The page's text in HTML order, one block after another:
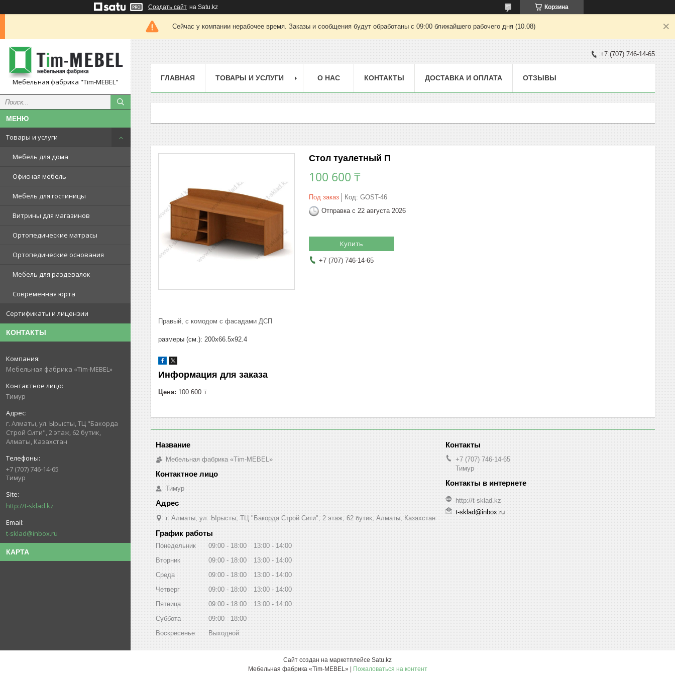
Создать сайт на Satu.kz Корзина
Сейчас у компании нерабочее время. Заказы и сообщения будут обработаны с 09:00 ближайшего рабочего дня (10.08)
Мебельная фабрика "Tim-MEBEL"
Товары и услуги
Мебель для дома
Офисная мебель
Мебель для гостиницы
Витрины для магазинов
Ортопедические матрасы
Ортопедические основания
Мебель для раздевалок
Современная юрта
Сертификаты и лицензии
КОНТАКТЫ
Мебельная фабрика «Tim-MEBEL»
Тимур
г. Алматы, ул. Ырысты, ТЦ "Бакорда
Строй Сити", 2 этаж, 62 бутик,
Алматы, Казахстан
+7 (707) 746-14-65
Тимур
http://t-sklad.kz
t-sklad@inbox.ru
КАРТА
+7 (707) 746-14-65
ГЛАВНАЯ ТОВАРЫ И УСЛУГИ О НАС КОНТАКТЫ ДОСТАВКА И ОПЛАТА ОТЗЫВЫ
Стол туалетный П
100 600 ₸
Под заказ Код: GOST-46
Отправка с 22 августа 2026
Купить
+7 (707) 746-14-65
Правый, с комодом с фасадами ДСП
размеры (см.): 200х66.5х92.4
Информация для заказа
Цена: 100 600 ₸
Мебельная фабрика «Tim-MEBEL»
Тимур
г. Алматы, ул. Ырысты, ТЦ "Бакорда Строй Сити", 2 этаж, 62 бутик, Алматы, Казахстан
+7 (707) 746-14-65
Тимур
http://t-sklad.kz
t-sklad@inbox.ru
График работы
Понедельник 09:00 18:00 13:00
14:00
Вторник
09:00 18:00 13:00
14:00
Среда
09:00 18:00 13:00
14:00
Четверг
09:00 18:00 13:00
14:00
Пятница
09:00 18:00 13:00
14:00
Суббота
09:00
18:00
Воскресенье
Выходной
Сайт создан на маркетплейсе Satu.kz
Пожаловаться на контент